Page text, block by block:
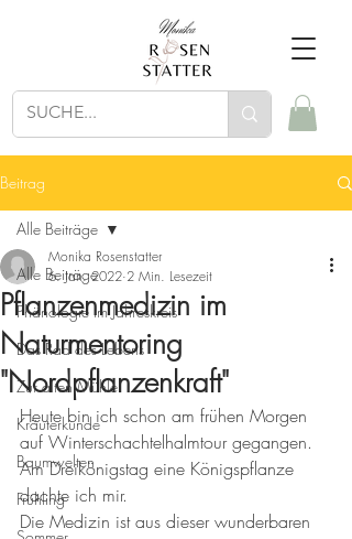
Beitrag
Alle Beiträge
Phänologie im Jahreskreis
Das Rad des Lebens
Zur alten Mühle
Kräuterkunde
Baumwelten
Frühling
Alle Beiträge
Pflanzenmedizin im
Naturmentoring
"Nordpflanzenkraft"
Monika Rosenstatter
6. Jan. 2022 2 Min. Lesezeit
Heute bin ich schon am frühen Morgen
auf Winterschachtelhalmtour gegangen.
Am Dreikönigstag eine Königspflanze
dachte ich mir.
Die Medizin ist aus dieser wunderbaren